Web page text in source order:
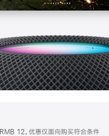
12。优惠仅面向购买符合条件